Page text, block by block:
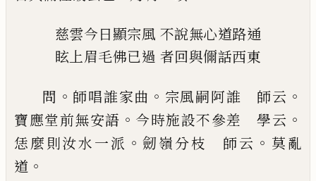
慈雲今日顯宗風 不說無心道路通
眩上眉毛佛已過 者回與儞話西東
問 。 師唱誰家曲 。 宗風嗣阿誰 師云 。
寶應堂前無安語 。 今時施設不參差 學云 。
恁麼則汝水一派 。劒嶺分枝 師云 。 莫亂
道 。